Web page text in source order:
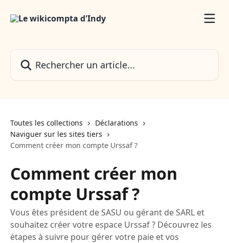
Toutes les collections
Déclarations
Naviguer sur les sites tiers
Comment créer mon compte Urssaf ?
Comment créer mon
compte Urssaf ?
Vous êtes président de SASU ou gérant de SARL et
souhaitez créer votre espace Urssaf ? Découvrez les
étapes à suivre pour gérer votre paie et vos